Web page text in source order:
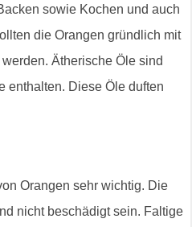
sowie Kochen und auch
die Orangen gründlich mit
Ätherische Öle sind
enthalten. Diese Öle duften
Orangen sehr wichtig. Die
nicht beschädigt sein. Faltige